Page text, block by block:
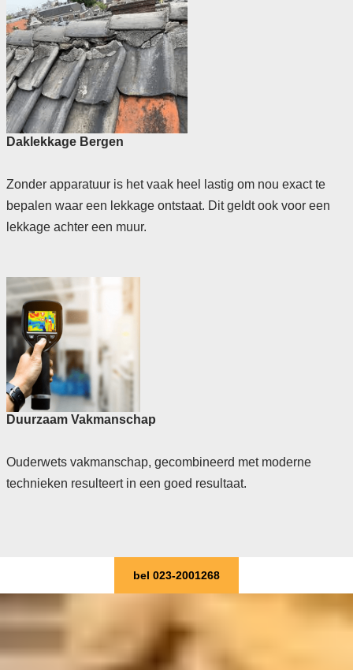
Daklekkage Bergen
Zonder apparatuur is het vaak heel lastig om nou exact te
bepalen waar een lekkage ontstaat. Dit geldt ook voor een
lekkage achter een muur.
Duurzaam Vakmanschap
Ouderwets vakmanschap, gecombineerd met moderne
technieken resulteert in een goed resultaat.
bel 023-2001268